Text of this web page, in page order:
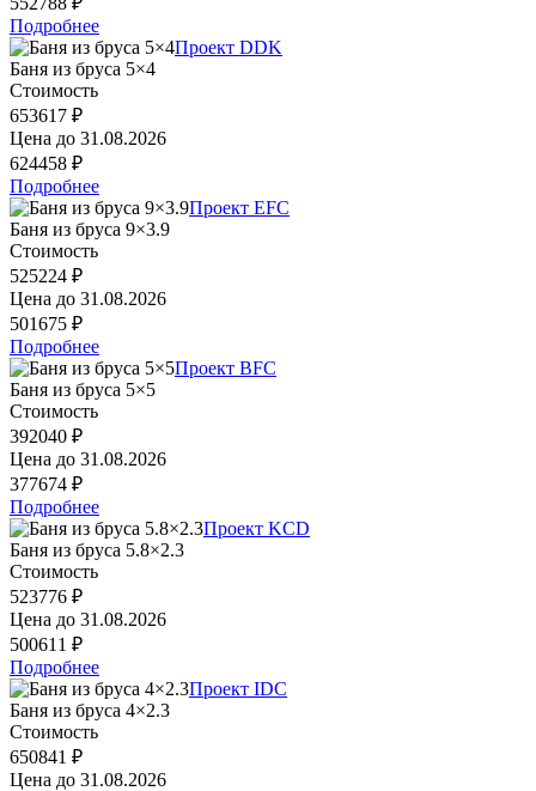
Подробнее
Проект DDK
Баня из бруса 5×4
Стоимость
653617 ₽
Цена до 31.08.2026
624458 ₽
Подробнее
Проект EFC
Баня из бруса 9×3.9
Стоимость
525224 ₽
Цена до 31.08.2026
501675 ₽
Подробнее
Проект BFC
Баня из бруса 5×5
Стоимость
392040 ₽
Цена до 31.08.2026
377674 ₽
Подробнее
Проект KCD
Баня из бруса 5.8×2.3
Стоимость
523776 ₽
Цена до 31.08.2026
500611 ₽
Подробнее
Проект IDC
Баня из бруса 4×2.3
Стоимость
650841 ₽
Цена до 31.08.2026